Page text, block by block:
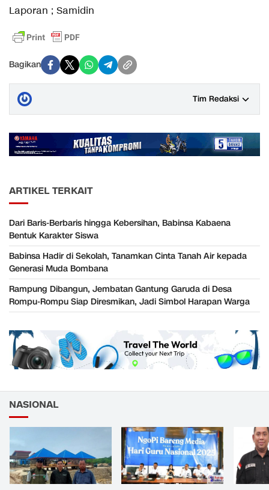
Laporan ; Samidin
Bagikan
Tim Redaksi
ARTIKEL TERKAIT
Dari Baris-Berbaris hingga Kebersihan, Babinsa Kabaena
Bentuk Karakter Siswa
Babinsa Hadir di Sekolah, Tanamkan Cinta Tanah Air kepada
Generasi Muda Bombana
Rampung Dibangun, Jembatan Gantung Garuda di Desa
Rompu-Rompu Siap Diresmikan, Jadi Simbol Harapan Warga
NASIONAL